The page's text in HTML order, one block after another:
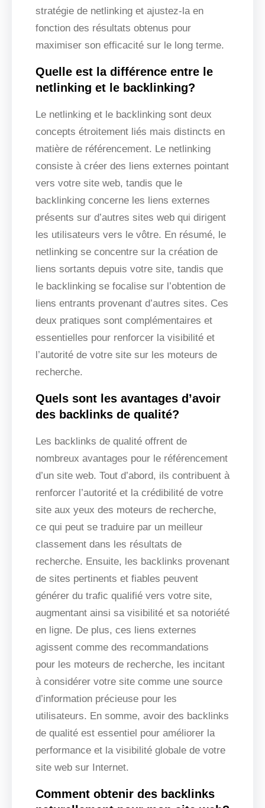
stratégie de netlinking et ajustez-la en
fonction des résultats obtenus pour
maximiser son efficacité sur le long terme.
Quelle est la différence entre le
netlinking et le backlinking?
Le netlinking et le backlinking sont deux
concepts étroitement liés mais distincts en
matière de référencement. Le netlinking
consiste à créer des liens externes pointant
vers votre site web, tandis que le
backlinking concerne les liens externes
présents sur d’autres sites web qui dirigent
les utilisateurs vers le vôtre. En résumé, le
netlinking se concentre sur la création de
liens sortants depuis votre site, tandis que
le backlinking se focalise sur l’obtention de
liens entrants provenant d’autres sites. Ces
deux pratiques sont complémentaires et
essentielles pour renforcer la visibilité et
l’autorité de votre site sur les moteurs de
recherche.
Quels sont les avantages d’avoir
des backlinks de qualité?
Les backlinks de qualité offrent de
nombreux avantages pour le référencement
d’un site web. Tout d’abord, ils contribuent à
renforcer l’autorité et la crédibilité de votre
site aux yeux des moteurs de recherche,
ce qui peut se traduire par un meilleur
classement dans les résultats de
recherche. Ensuite, les backlinks provenant
de sites pertinents et fiables peuvent
générer du trafic qualifié vers votre site,
augmentant ainsi sa visibilité et sa notoriété
en ligne. De plus, ces liens externes
agissent comme des recommandations
pour les moteurs de recherche, les incitant
à considérer votre site comme une source
d’information précieuse pour les
utilisateurs. En somme, avoir des backlinks
de qualité est essentiel pour améliorer la
performance et la visibilité globale de votre
site web sur Internet.
Comment obtenir des backlinks